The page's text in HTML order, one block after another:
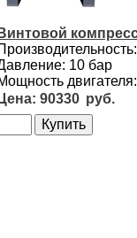
Винтовой
10 бар
90330